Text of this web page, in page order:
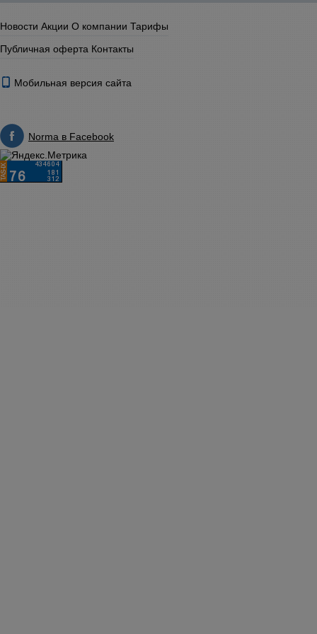
Новости Акции О компании Тарифы
Публичная оферта Контакты
Мобильная версия сайта
Norma в Facebook